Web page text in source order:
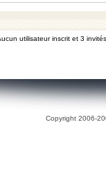
utilisateur inscrit et 3 invités
Copyright 2006-